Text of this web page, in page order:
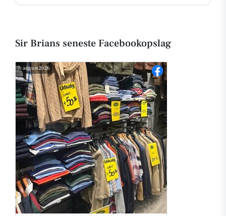
Sir Brians seneste Facebookopslag
7. august 2026